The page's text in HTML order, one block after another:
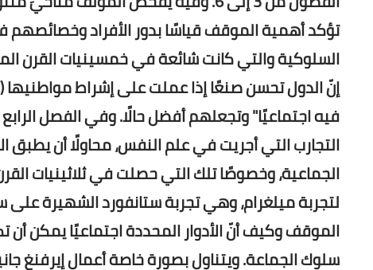
تؤكد أهمية الموقف قياسًا بدور الأفراد وخصائصهم
السلوكية والتي كانت شائعة في خمسينيات القرن
إنّ الدول تحسن صنعًا إذا عملت على إشراط مواطنيها
فيه اجتماعيًا" وتجعلهم أفضل حالًا. وفي الفصل
التجارب التي أجريت في علم النفس، محاولًا أن يطبق
الجماعية، وخصوصًا تلك التي حصلت في ثلاثينيات
لتجربة ميلغرام، وهي تجربة ستانفورد الشهيرة
الموقف وكيف أنّ الأدوار المحددة اجتماعيًا يمكن
سلوك الجماعة. ويتناول بصورة خاصة أعمال إيرفنغ